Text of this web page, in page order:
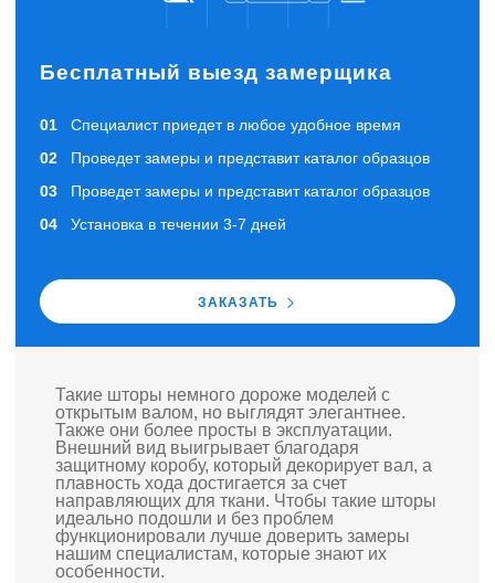
Такие шторы немного дороже моделей с
открытым валом, но выглядят элегантнее.
Также они более просты в эксплуатации.
Внешний вид выигрывает благодаря
защитному коробу, который декорирует вал, а
плавность хода достигается за счет
направляющих для ткани. Чтобы такие шторы
идеально подошли и без проблем
функционировали лучше доверить замеры
нашим специалистам, которые знают их
особенности.
Бесплатный выезд замерщика
Специалист приедет в любое удобное время
Проведет замеры и представит каталог образцов
Проведет замеры и представит каталог образцов
Установка в течении 3-7 дней
ЗАКАЗАТЬ